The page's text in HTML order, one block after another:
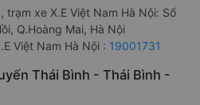
trạm xe X.E Việt Nam Hà Nội: Số
Q.Hoàng Mai, Hà Nội
Việt Nam Hà Nội : 19001731
Thái Bình - Thái Bình -